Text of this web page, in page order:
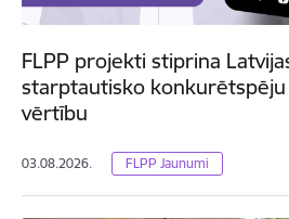
FLPP projekti stiprina
starptautisko
vērtību
03.08.2026. FLPP Jaunumi